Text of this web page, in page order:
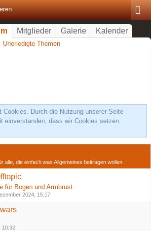
Mitglieder Galerie Kalender
Unerledigte Themen
Cookies. Durch die Nutzung unserer Seite
einverstanden, dass wir Cookies setzen.
alle, die einfach was Allgemeines beitragen wollen.
für Bogen und Armbrust
2024, 15:17
10:32